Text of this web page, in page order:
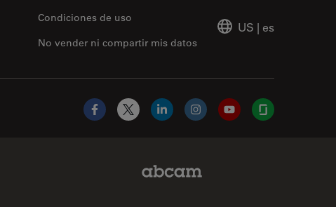
No vender ni compartir mis datos
Condiciones de uso
US | es
Facebook
X LinkedInInstagramYouTubeGlassdoor